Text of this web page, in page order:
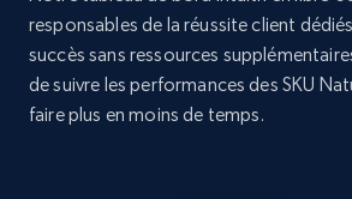
Amazon products global
Title, Seller name, Brand,
price, Currency, Availability,
more.
responsables de la réussite client
succès sans ressources
de suivre les performances des SKU
faire plus en moins de temps.